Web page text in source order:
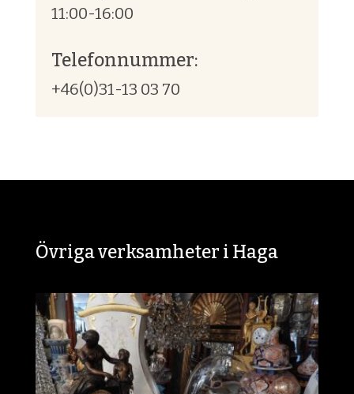
11:00-16:00
Telefonnummer:
+46(0)31-13 03 70
Övriga verksamheter i Haga